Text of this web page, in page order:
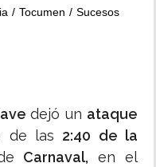
Tocumen Sucesos
dejó un ataque
de las 2:40 de la
Carnaval, en el